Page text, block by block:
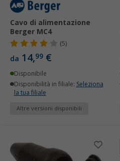
Cavo di alimentazione
Berger MC4
(5)
da 14,99 €
Disponibile
Disponibilità in filiale: Seleziona
la tua filiale
Altre versioni disponibili